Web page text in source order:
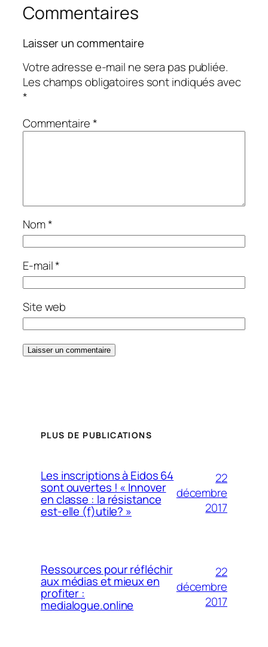
Commentaires
Laisser un commentaire
Votre adresse e-mail ne sera pas publiée.
Les champs obligatoires sont indiqués avec
*
Commentaire*
Nom*
E-mail*
Site web
PLUS DE PUBLICATIONS
Les inscriptions à Eidos 64
sont ouvertes ! « Innover
en classe : la résistance
est-elle (f)utile? »
22
décembre
2017
Ressources pour réfléchir
aux médias et mieux en
profiter :
medialogue.online
22
décembre
2017